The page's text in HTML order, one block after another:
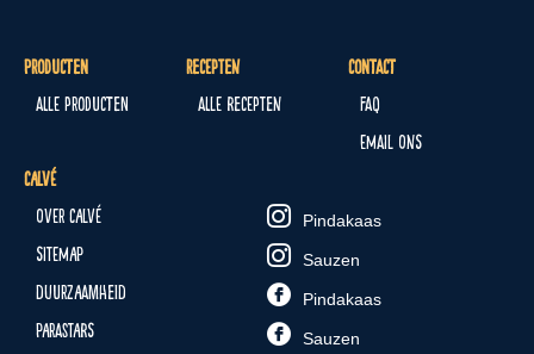
Producten
Alle producten
Recepten
Alle recepten
Contact
FAQ
Email ons
Calvé
Over Calvé
Sitemap
Duurzaamheid
Parastars
Pindakaas
Sauzen
Pindakaas
Sauzen